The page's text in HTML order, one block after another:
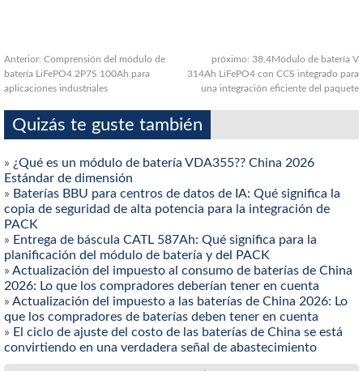
Anterior: Comprensión del módulo de
batería LiFePO4 2P7S 100Ah para
aplicaciones industriales
próximo: 38.4Módulo de batería V
314Ah LiFePO4 con CCS integrado para
una integración eficiente del paquete
Quizás te guste también
» ¿Qué es un módulo de batería VDA355?? China 2026
Estándar de dimensión
» Baterías BBU para centros de datos de IA: Qué significa la
copia de seguridad de alta potencia para la integración de
PACK
» Entrega de báscula CATL 587Ah: Qué significa para la
planificación del módulo de batería y del PACK
» Actualización del impuesto al consumo de baterías de China
2026: Lo que los compradores deberían tener en cuenta
» Actualización del impuesto a las baterías de China 2026: Lo
que los compradores de baterías deben tener en cuenta
» El ciclo de ajuste del costo de las baterías de China se está
convirtiendo en una verdadera señal de abastecimiento